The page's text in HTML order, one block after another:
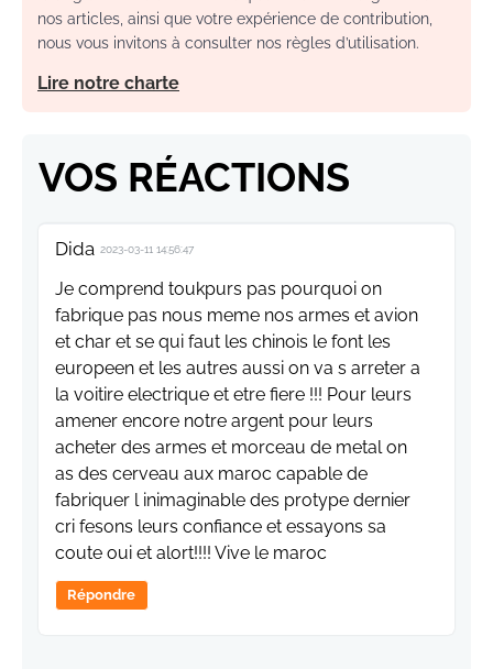
nos articles, ainsi que votre expérience de contribution,
nous vous invitons à consulter nos règles d’utilisation.
Lire notre charte
VOS RÉACTIONS
Dida 2023-03-11 14:56:47
Je comprend toukpurs pas pourquoi on
fabrique pas nous meme nos armes et avion
et char et se qui faut les chinois le font les
europeen et les autres aussi on va s arreter a
la voitire electrique et etre fiere !!! Pour leurs
amener encore notre argent pour leurs
acheter des armes et morceau de metal on
as des cerveau aux maroc capable de
fabriquer l inimaginable des protype dernier
cri fesons leurs confiance et essayons sa
coute oui et alort!!!! Vive le maroc
Répondre